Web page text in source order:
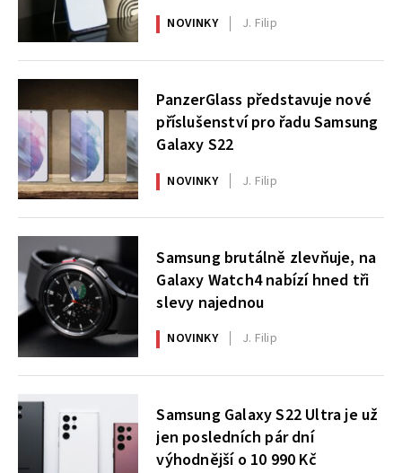
NOVINKY J. Filip
PanzerGlass představuje nové
příslušenství pro řadu Samsung
Galaxy S22
NOVINKY J. Filip
Samsung brutálně zlevňuje, na
Galaxy Watch4 nabízí hned tři
slevy najednou
NOVINKY J. Filip
Samsung Galaxy S22 Ultra je už
jen posledních pár dní
výhodnější o 10 990 Kč